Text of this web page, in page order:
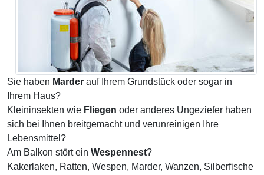
Sie haben Marder auf Ihrem Grundstück oder sogar in
Ihrem Haus?
Kleininsekten wie Fliegen oder anderes Ungeziefer haben
sich bei Ihnen breitgemacht und verunreinigen Ihre
Lebensmittel?
Am Balkon stört ein Wespennest?
Kakerlaken, Ratten, Wespen, Marder, Wanzen, Silberfische